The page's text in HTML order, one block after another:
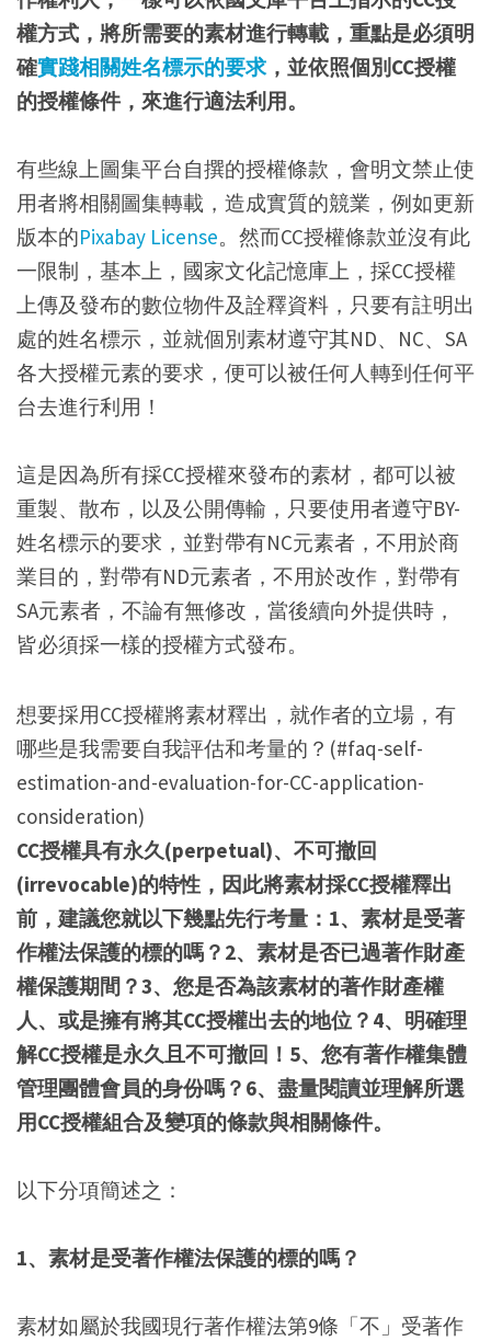
權方式，將所需要的素材進行轉載，重點是必須明
確實踐相關姓名標示的要求 ，並依照個別CC授權
的授權條件，來進行適法利用。
有些線上圖集平台自撰的授權條款，會明文禁止使
用者將相關圖集轉載，造成實質的競業，例如更新
版本的Pixabay License。然而CC授權條款並沒有此
一限制，基本上，國家文化記憶庫上，採CC授權
上傳及發布的數位物件及詮釋資料，只要有註明出
處的姓名標示，並就個別素材遵守其ND、NC、SA
各大授權元素的要求，便可以被任何人轉到任何平
台去進行利用！
這是因為所有採CC授權來發布的素材，都可以被
重製、散布，以及公開傳輸，只要使用者遵守BY-
姓名標示的要求，並對帶有NC元素者，不用於商
業目的，對帶有ND元素者，不用於改作，對帶有
SA元素者，不論有無修改，當後續向外提供時，
皆必須採一樣的授權方式發布。
想要採用CC授權將素材釋出，就作者的立場，有
哪些是我需要自我評估和考量的？(#faq-self-
estimation-and-evaluation-for-CC-application-
consideration)
CC授權具有永久(perpetual)、不可撤回
(irrevocable)的特性，因此將素材採CC授權釋出
前，建議您就以下幾點先行考量：1、素材是受著
作權法保護的標的嗎？2、素材是否已過著作財產
權保護期間？3、您是否為該素材的著作財產權
人、或是擁有將其CC授權出去的地位？4、明確理
解CC授權是永久且不可撤回！5、您有著作權集體
管理團體會員的身份嗎？6、盡量閱讀並理解所選
用CC授權組合及變項的條款與相關條件。
以下分項簡述之：
1、素材是受著作權法保護的標的嗎？
素材如屬於我國現行著作權法第9條「不」受著作